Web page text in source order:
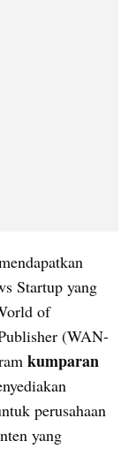
Startup yang
of
(WAN-
kumparan
perusahaan
yang